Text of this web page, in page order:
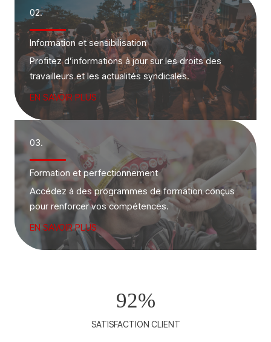
02.
Information et sensibilisation
Profitez d’informations à jour sur les droits des
travailleurs et les actualités syndicales.
EN SAVOIR PLUS
03.
Formation et perfectionnement
Accédez à des programmes de formation conçus
pour renforcer vos compétences.
EN SAVOIR PLUS
92%
SATISFACTION CLIENT